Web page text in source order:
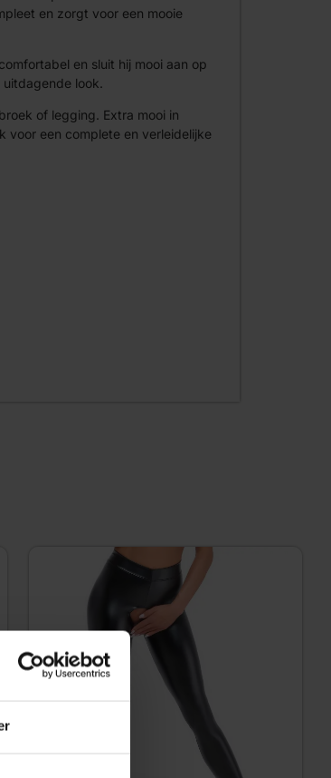
en zorgt voor een mooie
en sluit hij mooi aan op
uitdagende look.
of legging. Extra mooi in
voor een complete en verleidelijke